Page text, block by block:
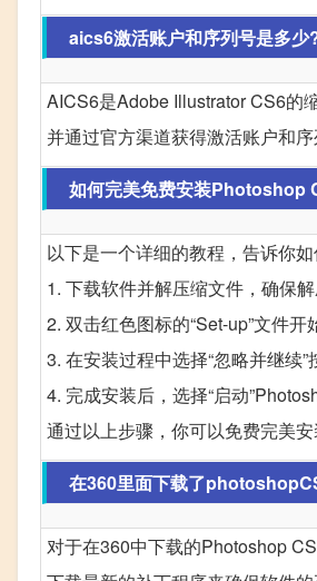
aics6激活账户和序列号是多少
AICS6是Adobe Illustrator CS6的
并通过官方渠道获得激活账户和序
如何完美免费安装Photoshop
以下是一个详细的教程，告诉你
1. 下载软件并解压缩文件，确保
2. 双击红色图标的“Set-up”文件开
3. 在安装过程中选择“忽略并继续”
4. 完成安装后，选择“启动
通过以上步骤，你可以免费完美
在360里面下载了
对于在360中下载的Photoshop